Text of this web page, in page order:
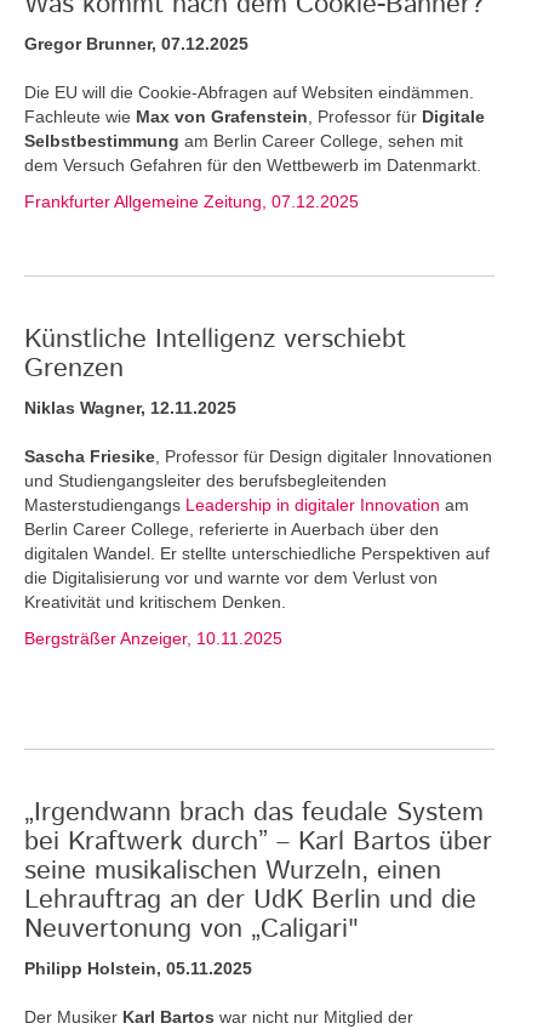
Gregor Brunner, 07.12.2025
Die EU will die Cookie-Abfragen auf Websiten eindämmen.
Fachleute wie Max von Grafenstein , Professor für Digitale
Selbstbestimmung am Berlin Career College, sehen mit
dem Versuch Gefahren für den Wettbewerb im Datenmarkt.
Frankfurter Allgemeine Zeitung, 07.12.2025
Künstliche Intelligenz verschiebt
Grenzen
Niklas Wagner, 12.11.2025
Sascha Friesike , Professor für Design digitaler Innovationen
und Studiengangsleiter des berufsbegleitenden
Masterstudiengangs Leadership in digitaler Innovation am
Berlin Career College, referierte in Auerbach über den
digitalen Wandel. Er stellte unterschiedliche Perspektiven auf
die Digitalisierung vor und warnte vor dem Verlust von
Kreativität und kritischem Denken.
Bergsträßer Anzeiger, 10.11.2025
„Irgendwann brach das feudale System
bei Kraftwerk durch” – Karl Bartos über
seine musikalischen Wurzeln, einen
Lehrauftrag an der UdK Berlin und die
Neuvertonung von „Caligari"
Philipp Holstein, 05.11.2025
Der Musiker Karl Bartos war nicht nur Mitglied der